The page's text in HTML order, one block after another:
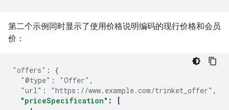
第二个示例同时显示了使用价格说明编码的现行价格和会员
价：
"offers" :
{
"@type" : "Offer" ,
"url" : "https://www.example.com/trinket_offer" ,
"priceSpecification" :
[